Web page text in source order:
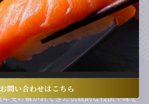
寿司文化の未来を担ううえで欠かせませ
目に戸惑う方もいるかもしれませんが、
とで、寿司の奥深さや職人の熱意を実感
する寿司店の魅力
受け継がれてきた伝統的な技法や味を
お問い合わせはこちら